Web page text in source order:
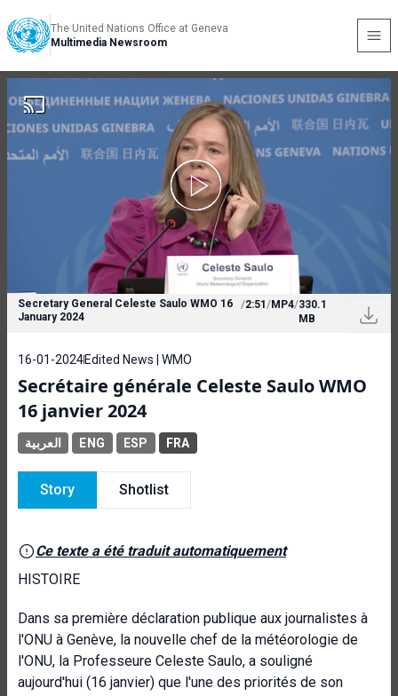
The United Nations Office at Geneva
Multimedia Newsroom
Secretary General Celeste Saulo WMO 16
January 2024
/2:51 /MP4/330.1
MB
16-01-2024Edited News | WMO
Secrétaire générale Celeste Saulo WMO
16 janvier 2024
العربية ENG ESP FRA
Story Shotlist
Ce texte a été traduit automatiquement
HISTOIRE
Dans sa première déclaration publique aux journalistes à
l'ONU à Genève, la nouvelle chef de la météorologie de
l'ONU, la Professeure Celeste Saulo, a souligné
aujourd'hui (16 janvier) que l'une des priorités de son